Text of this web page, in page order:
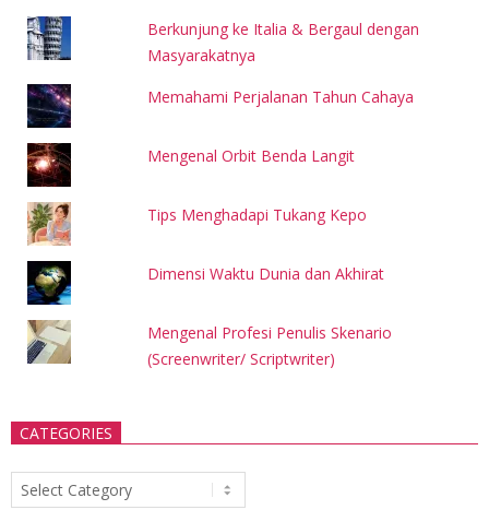
Berkunjung ke Italia & Bergaul dengan
Masyarakatnya
Memahami Perjalanan Tahun Cahaya
Mengenal Orbit Benda Langit
Tips Menghadapi Tukang Kepo
Dimensi Waktu Dunia dan Akhirat
Mengenal Profesi Penulis Skenario
(Screenwriter/ Scriptwriter)
CATEGORIES
Categories